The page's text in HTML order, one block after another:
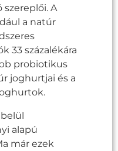
szereplői. A
a natúr
33 százalékára
probiotikus
joghurtjai és a
alapú
már ezek